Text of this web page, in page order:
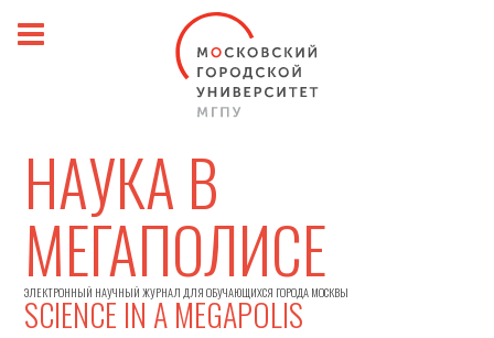
НАУКА В
МЕГАПОЛИСЕ
ЭЛЕКТРОННЫЙ НАУЧНЫЙ ЖУРНАЛ ДЛЯ ОБУЧАЮЩИХСЯ ГОРОДА МОСКВЫ
SCIENCE IN A MEGAPOLIS